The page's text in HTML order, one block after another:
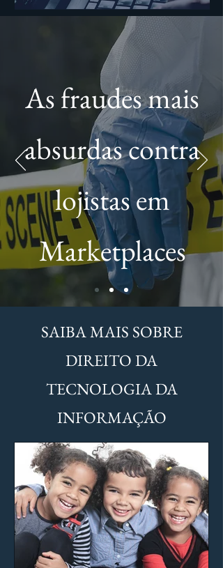
As fraudes mais
absurdas contra
lojistas em
Marketplaces
SAIBA MAIS SOBRE
DIREITO DA
TECNOLOGIA DA
INFORMAÇÃO